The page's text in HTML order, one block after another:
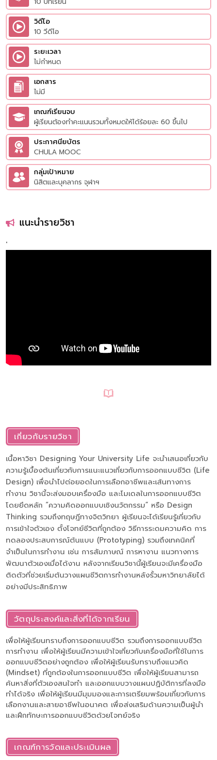
วิดีโอ
10 วีดีโอ
ระยะเวลา
ไม่กำหนด
เอกสาร
ไม่มี
เกณฑ์เรียนจบ
ผู้เรียนต้องทำคะแนนรวมทั้งหมดให้ได้ร้อยละ 60 ขึ้นไป
ประกาศนียบัตร
CHULA MOOC
กลุ่มเป้าหมาย
นิสิตและบุคลากร จุฬาฯ
แนะนำรายวิชา
'
เกี่ยวกับรายวิชา
เนื้อหาวิชา Designing Your University Life จะนำเสนอเกี่ยวกับ
ความรู้เบื้องต้นเกี่ยวกับการแนะแนวเกี่ยวกับการออกแบบชีวิต (Life
Design) เพื่อนำไปต่อยอดในการเลือกอาชีพและเส้นทางการ
ทำงาน วิชานี้จะส่งมอบเครื่องมือ และโมเดลในการออกแบบชีวิต
โดยยึดหลัก “ความคิดออกแบบเชิงนวัตกรรม” หรือ Design
Thinking รวมถึงทฤษฎีทางจิตวิทยา ผู้เรียนจะได้เรียนรู้เกี่ยวกับ
การเข้าใจตัวเอง ตั้งโจทย์ชีวิตที่ถูกต้อง วิธีการระดมความคิด การ
ทดลองประสบการณ์ต้นแบบ (Prototyping) รวมถึงเทคนิคที่
จำเป็นในการทำงาน เช่น การสัมภาษณ์ การหางาน แนวทางการ
พัฒนาตัวเองเมื่อได้งาน หลังจากเรียนวิชานี้ผู้เรียนจะมีเครื่องมือ
ติดตัวที่ช่วยเริ่มต้นวางแผนชีวิตการทำงานหลังรั้วมหาวิทยาลัยได้
อย่างมีประสิทธิภาพ
วัตถุประสงค์และสิ่งที่ได้จากเรียน
เพื่อให้ผู้เรียนทราบถึงการออกแบบชีวิต รวมถึงการออกแบบชีวิต
การทำงาน เพื่อให้ผู้เรียนมีความเข้าใจเกี่ยวกับเครื่องมือที่ใช้ในการ
ออกแบบชีวิตอย่างถูกต้อง เพื่อให้ผู้เรียนรับทราบถึงแนวคิด
(Mindset) ที่ถูกต้องในการออกแบบชีวิต เพื่อให้ผู้เรียนสามารถ
ค้นหาสิ่งที่ตัวเองสนใจทำ และออกแบบวางแผนปฏิบัติการที่ลงมือ
ทำได้จริง เพื่อให้ผู้เรียนมีมุมมองและการเตรียมพร้อมเกี่ยวกับการ
เลือกงานและสายอาชีพในอนาคต เพื่อส่งเสริมด้านความเป็นผู้นำ
และฝึกทักษะการออกแบบชีวิตด้วยโจทย์จริง
เกณฑ์การวัดและประเมินผล